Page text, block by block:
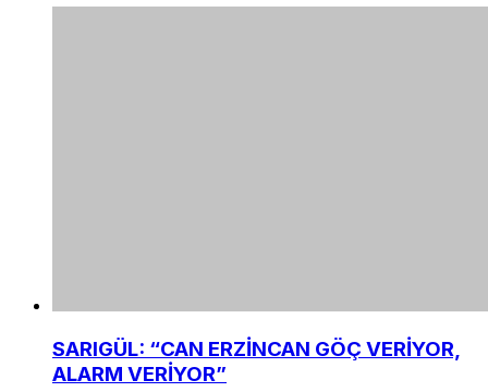
SARIGÜL: “CAN ERZİNCAN GÖÇ VERİYOR,
ALARM VERİYOR”